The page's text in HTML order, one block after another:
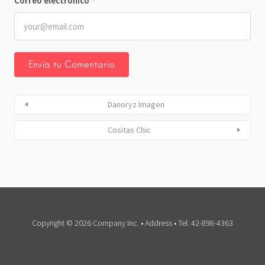
Danoryz Imagen
Cositas Chic
Copyright © 2026 Company Inc. • Address • Tel: 42-898-4363